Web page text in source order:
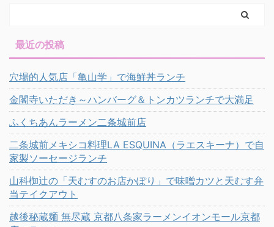
最近の投稿
穴場的人気店「亀山学」で海鮮丼ランチ
金閣寺いただき～ハンバーグ＆トンカツランチで大満足
ふくちあんラーメン二条城前店
二条城前メキシコ料理LA ESQUINA（ラエスキーナ）で自
家製ソーセージランチ
山科椥辻の「天むすのお店かぽり」で味噌カツと天むす弁
当テイクアウト
越後秘蔵麺 無尽蔵 京都八条家ラーメンイオンモール京都